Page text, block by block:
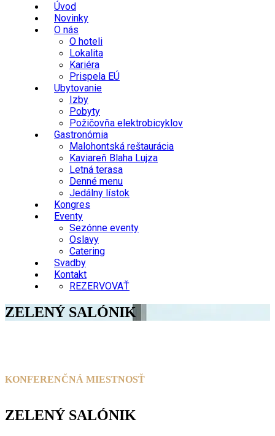
Úvod
Novinky
O nás
O hoteli
Lokalita
Kariéra
Prispela EÚ
Ubytovanie
Izby
Pobyty
Požičovňa elektrobicyklov
Gastronómia
Malohontská reštaurácia
Kaviareň Blaha Lujza
Letná terasa
Denné menu
Jedálny lístok
Kongres
Eventy
Sezónne eventy
Oslavy
Catering
Svadby
Kontakt
REZERVOVAŤ
ZELENÝ SALÓNIK
ZELENÝ SALÓNIK
KONFERENČNÁ MIESTNOSŤ